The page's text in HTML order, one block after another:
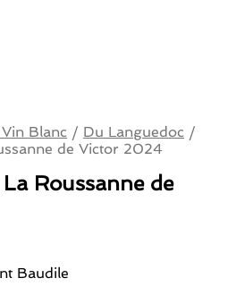
Blanc / Du Languedoc /
de Victor 2024
Roussanne de
Baudile